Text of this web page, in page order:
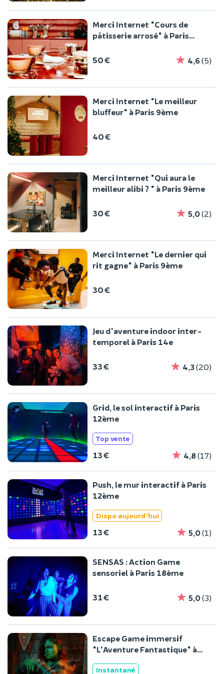
Merci Internet "Cours de
pâtisserie arrosé" à Paris
50 € 4,6(5)
Merci Internet "Le meilleur
bluffeur" à Paris 9ème
40 €
Merci Internet "Qui aura le
meilleur alibi ? " à Paris 9ème
30 € 5,0(2)
Merci Internet "Le dernier qui
rit gagne" à Paris 9ème
30 €
Jeu d'aventure indoor inter-
temporel à Paris 14e
33 € 4,3(20)
Grid, le sol interactif à Paris
12ème
Top vente
13 € 4,8 (17)
Push, le mur interactif à Paris
12ème
Dispo aujourd'hui
13 € 5,0(1)
SENSAS : Action Game
sensoriel à Paris 18ème
31 € 5,0(3)
Escape Game immersif
"L'Aventure Fantastique" à
Instantané